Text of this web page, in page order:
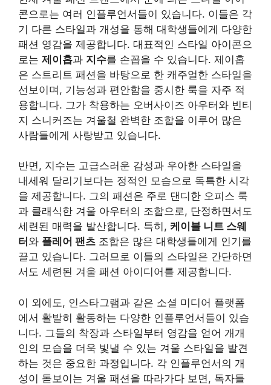
콘으로는 여러 인플루언서들이 있습니다. 이들은 각
기 다른 스타일과 개성을 통해 대학생들에게 다양한
패션 영감을 제공합니다. 대표적인 스타일 아이콘으
로는 제이홉과 지수를 손꼽을 수 있습니다. 제이홉
은 스트리트 패션을 바탕으로 한 캐주얼한 스타일을
선보이며, 기능성과 편안함을 중시한 룩을 자주 적
용합니다. 그가 착용하는 오버사이즈 아우터와 빈티
지 스니커즈는 겨울철 완벽한 조합을 이루어 많은
사람들에게 사랑받고 있습니다.
반면, 지수는 고급스러운 감성과 우아한 스타일을
내세워 달리기보다는 정적인 모습으로 독특한 시각
을 제공합니다. 그의 패션은 주로 댄디한 오피스 룩
과 클래식한 겨울 아우터의 조합으로, 단정하면서도
세련된 매력을 발산합니다. 특히, 케이블 니트 스웨
터 와 플레어 팬츠 조합은 많은 대학생들에게 인기를
끌고 있습니다. 그러므로 이들의 스타일은 간단하면
서도 세련된 겨울 패션 아이디어를 제공합니다.
이 외에도, 인스타그램과 같은 소셜 미디어 플랫폼
에서 활발히 활동하는 다양한 인플루언서들이 있습
니다. 그들의 착장과 스타일부터 영감을 얻어 개개
인의 모습을 더욱 빛낼 수 있는 겨울 스타일을 발견
하는 것은 중요한 과정입니다. 각 인플루언서의 개
성이 돋보이는 겨울 패션을 따라가다 보면, 독자들